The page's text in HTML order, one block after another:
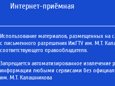
Интернет-приёмная
Использование материалов, размещенных на
с письменного разрешения ИжГТУ им. М.Т.
соответствующего правообладателя.
Запрещается автоматизированное извлечение
информации любыми сервисами без
им. М.Т. Калашникова